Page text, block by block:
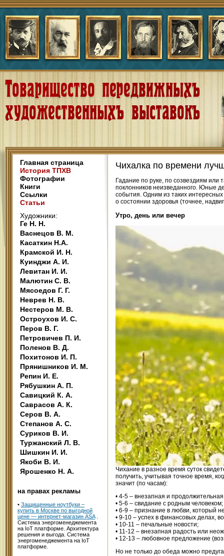
Главная страница
История ТПХВ
Фотографии
Книги
Ссылки
Статьи
Художники:
Ге Н. Н.
Васнецов В. М.
Касаткин Н.А.
Крамской И. Н.
Куинджи А. И.
Левитан И. И.
Малютин С. В.
Мясоедов Г. Г.
Неврев Н. В.
Нестеров М. В.
Остроухов И. С.
Перов В. Г.
Петровичев П. И.
Поленов В. Д.
Похитонов И. П.
Прянишников И. М.
Репин И. Е.
Рябушкин А. П.
Савицкий К. А.
Саврасов А. К.
Серов В. А.
Степанов А. С.
Суриков В. И.
Туржанский Л. В.
Шишкин И. И.
Якоби В. И.
Ярошенко Н. А.
на правах рекламы
• Защищенные ноутбуки –
купить в Москве по выгодной
цене — интернет-магазин ASA.
Система энергоменеджемента
на IoT платформе. Архитектура
решения и выгода. Система
энергоменеджемента на IoT
платформе.
Чихалка по времени
Гадание по руке, по созвездиям
поклонников неизведанного. Юные
события. Одним из таких
о состоянии здоровья (точнее,
Утро, день или вечер
Чихание в разное время суток
получить, учитывая точное время,
значит (по часам):
• 4-5 – внезапная и
• 5-6 – свидание с родным человеком;
• 6-9 – признание в любви, который
• 9-10 – успех в финансовых делах,
• 10-11 – печальные новости;
• 11-12 – внезапная радость или
• 12-13 – любовное предложение
Но не только до обеда можно